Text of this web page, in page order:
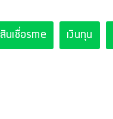
สินเชื่อsme เงินทุน